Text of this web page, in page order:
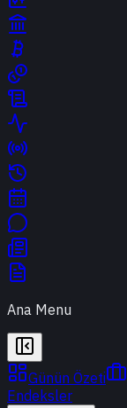
Ana Menu
Günün Özeti
Endeksler